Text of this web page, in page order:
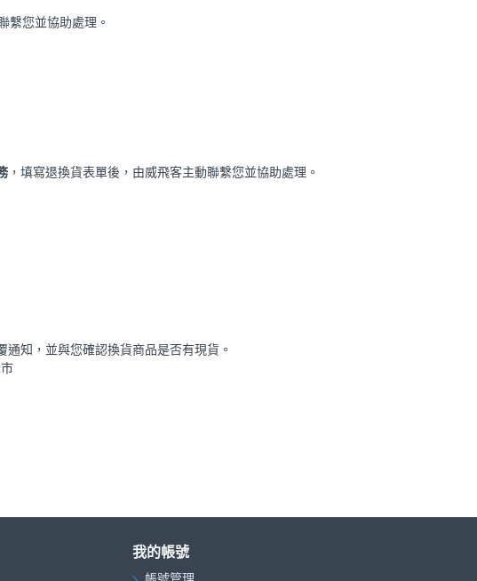
繫您並協助處理。
，填寫退換貨表單後，由威飛客主動聯繫您並協助處理。
知，並與您確認換貨商品是否有現貨。
我的帳號